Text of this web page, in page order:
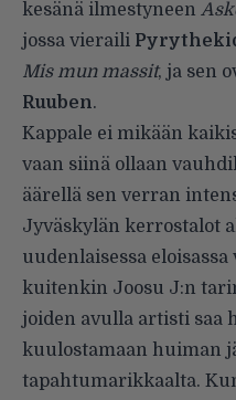
kesänä ilmestyneen
jossa vieraili
Mis mun massit, ja sen
Ruuben.
Kappale ei mikään
vaan siinä ollaan
äärellä sen verran
Jyväskylän kerrostalot
uudenlaisessa
kuitenkin Joosu J:n
joiden avulla artisti saa
kuulostamaan huiman
tapahtumarikkaalta.